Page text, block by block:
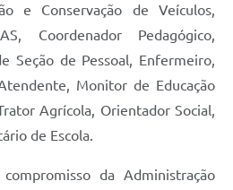
e Conservação de Veículos,
Coordenador Pedagógico,
Seção de Pessoal, Enfermeiro,
Monitor de Educação
Agrícola, Orientador Social,
de Escola.
da Administração